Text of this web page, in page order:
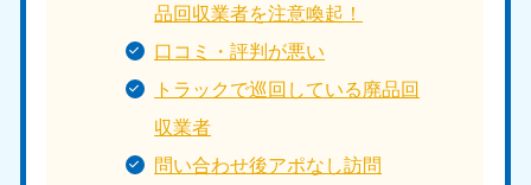
品回収業者を注意喚起！
口コミ・評判が悪い
トラックで巡回している廃品回
収業者
問い合わせ後アポなし訪問